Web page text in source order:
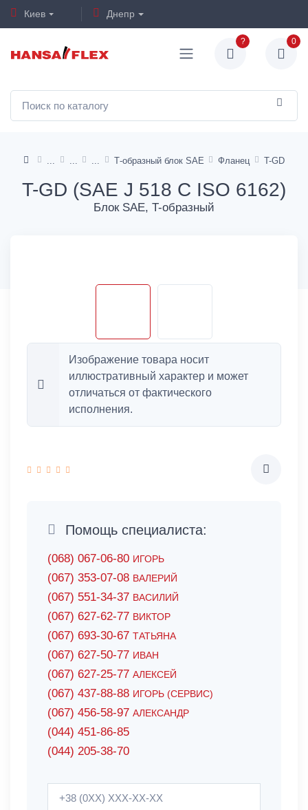
Киев Днепр
? 0
Т-образный блок SAE Фланец T-GD
T-GD (SAE J 518 C ISO 6162)
Блок SAE, T-образный
Изображение товара носит
иллюстративный характер и может
отличаться от фактического
исполнения.
Помощь специалиста:
(068) 067-06-80 ИГОРЬ
(067) 353-07-08 ВАЛЕРИЙ
(067) 551-34-37 ВАСИЛИЙ
(067) 627-62-77 ВИКТОР
(067) 693-30-67 ТАТЬЯНА
(067) 627-50-77 ИВАН
(067) 627-25-77 АЛЕКСЕЙ
(067) 437-88-88 ИГОРЬ (СЕРВИС)
(067) 456-58-97 АЛЕКСАНДР
(044) 451-86-85
(044) 205-38-70